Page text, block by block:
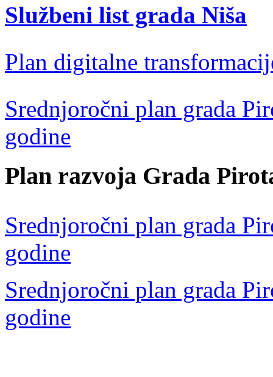
Službeni list grada Niša
Plan digitalne
Srednjoročni plan grada
godine
Plan razvoja Grada
Srednjoročni plan grada
godine
Srednjoročni plan grada
godine